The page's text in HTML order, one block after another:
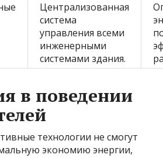
Централизованная
система
управления всеми
инженерными
системами здания.
в поведении
технологии не смогут
экономию энергии,